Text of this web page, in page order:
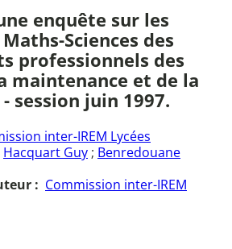
enquête sur les
Sciences des
professionnels des
maintenance et de la
session juin 1997.
inter-IREM Lycées
Hacquart Guy ; Benredouane
: Commission inter-IREM